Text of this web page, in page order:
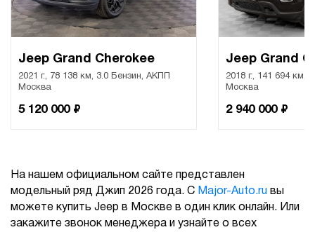
Jeep Grand Cherokee
2021 г., 78 138 км, 3.0 Бензин, АКПП
Москва
5 120 000 ₽
Jeep Grand
2018 г., 141 694 км,
Москва
2 940 000 ₽
На нашем официальном сайте представлен
модельный ряд Джип 2026 года. С Major-Auto.ru вы
можете купить Jeep в Москве в один клик онлайн. Или
закажите звонок менеджера и узнайте о всех